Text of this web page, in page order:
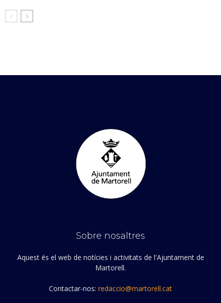
Sobre nosaltres
Aquest és el web de notícies i activitats de l'Ajuntament de
Martorell.
Contactar-nos: redaccio@martorell.cat